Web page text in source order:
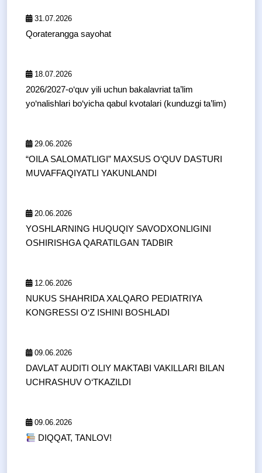
31.07.2026
Qoraterangga sayohat
18.07.2026
2026/2027-o‘quv yili uchun bakalavriat ta’lim
yo‘nalishlari bo‘yicha qabul kvotalari (kunduzgi ta’lim)
29.06.2026
“OILA SALOMATLIGI” MAXSUS O‘QUV DASTURI
MUVAFFAQIYATLI YAKUNLANDI
20.06.2026
YOSHLARNING HUQUQIY SAVODXONLIGINI
OSHIRISHGA QARATILGAN TADBIR
12.06.2026
NUKUS SHAHRIDA XALQARO PEDIATRIYA
KONGRESSI O‘Z ISHINI BOSHLADI
09.06.2026
DAVLAT AUDITI OLIY MAKTABI VAKILLARI BILAN
UCHRASHUV O‘TKAZILDI
09.06.2026
DIQQAT, TANLOV!